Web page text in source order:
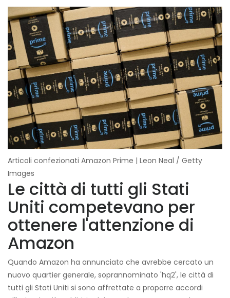
Articoli confezionati Amazon Prime | Leon Neal / Getty
Images
Le città di tutti gli Stati
Uniti competevano per
ottenere l'attenzione di
Amazon
Quando Amazon ha annunciato che avrebbe cercato un
nuovo quartier generale, soprannominato 'hq2', le città di
tutti gli Stati Uniti si sono affrettate a proporre accordi